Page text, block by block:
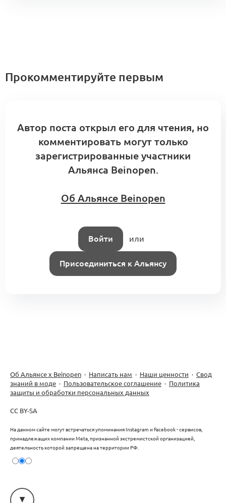
Прокомментируйте первым
Автор поста открыл его для чтения, но
комментировать могут только
зарегистрированные участники
Альянса Beinopen.
Об Альянсе Beinopen
Войти или
Присоединиться к Альянсу
Об Альянсе х Beinopen · Написать нам · Наши ценности · Свод
знаний в моде · Пользовательское соглашение · Политика
защиты и обработки персональных данных
CC BY-SA
На данном сайте могут встречаться упоминания Instagram и Facebook - сервисов,
принадлежащих компании Meta, признанной экстремистской организацией,
деятельность которой запрещена на территории РФ.